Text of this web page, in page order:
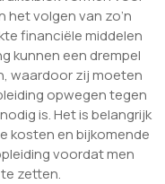
het volgen van zo’n
financiële middelen
kunnen een drempel
waardoor zij moeten
opwegen tegen
is. Het is belangrijk
kosten en bijkomende
voordat men
zetten.